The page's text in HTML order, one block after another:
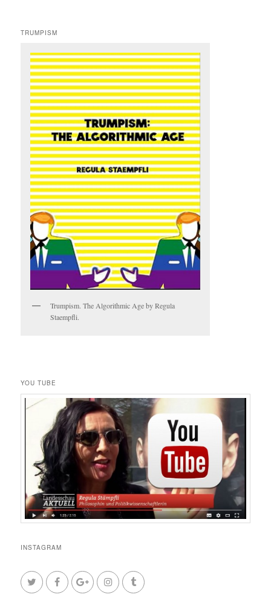
TRUMPISM
Trumpism. The Algorithmic Age by Regula
Staempfli.
YOU TUBE
INSTAGRAM